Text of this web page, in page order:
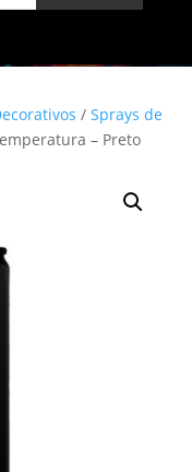
/Sprays de
– Preto